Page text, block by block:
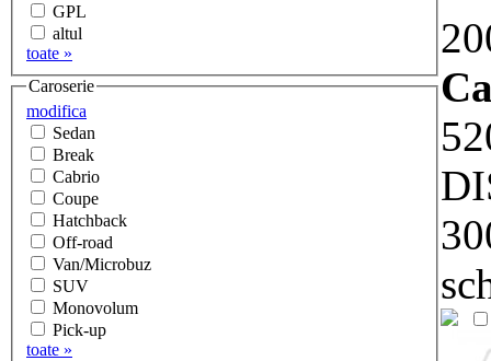
GPL
altul
toate »
modifica
Caroserie
Sedan
Break
Cabrio
Coupe
Hatchback
Off-road
Van/Microbuz
SUV
Monovolum
Pick-up
toate »